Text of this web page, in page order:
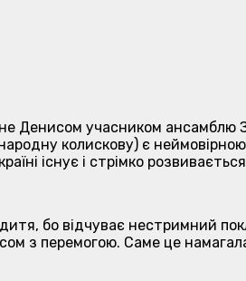
Денисом учасником ансамблю
колискову) є
існує і стрімко
бо відчуває нестримний
з перемогою. Саме це